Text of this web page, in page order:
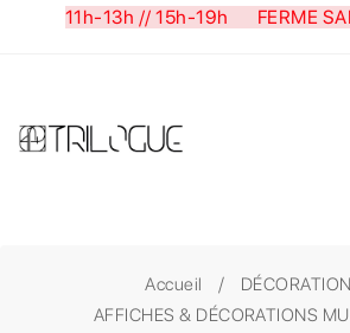
11h-13h // 15h-19h FERME
Accueil
DÉCORATION
AFFICHES & DÉCORATIONS